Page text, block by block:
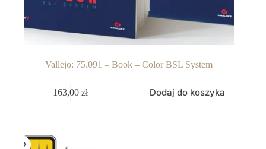
Vallejo: 75.091 – Book – Color BSL System
163,00zł Dodaj do koszyka